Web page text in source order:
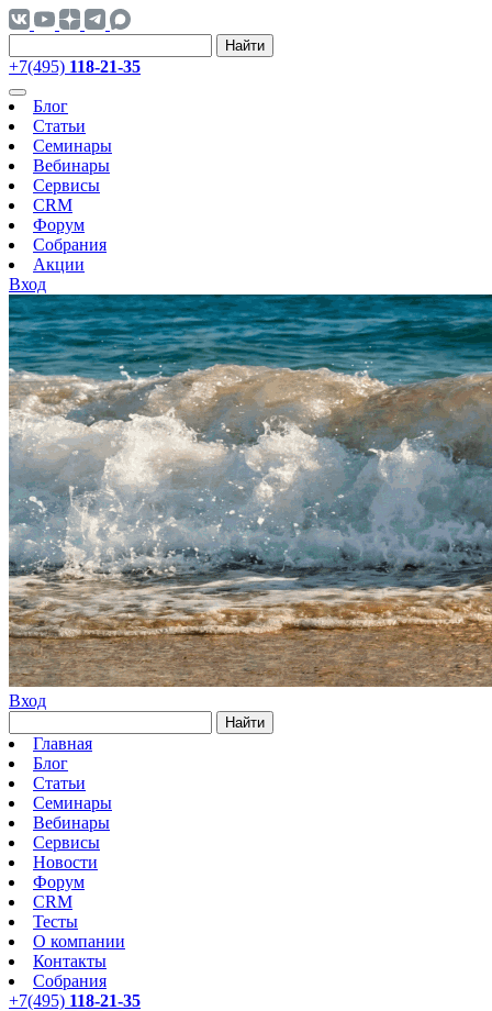
Найти
+7(495) 118-21-35
Блог
Статьи
Семинары
Вебинары
Сервисы
CRM
Форум
Собрания
Акции
Вход
Вход
Найти
Главная
Блог
Статьи
Семинары
Вебинары
Сервисы
Новости
Форум
CRM
Тесты
О компании
Контакты
Собрания
+7(495) 118-21-35